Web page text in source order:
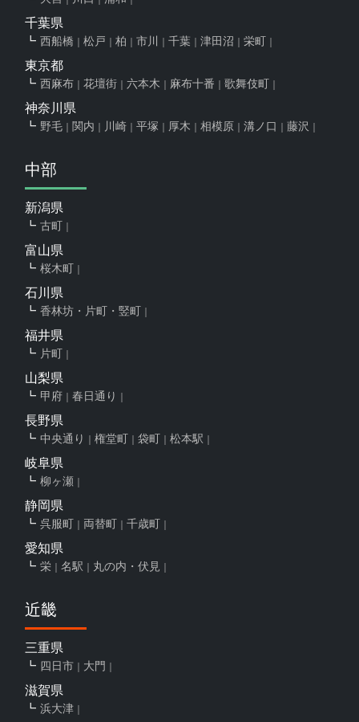
千葉県
西船橋 松戸 柏 市川 千葉 津田沼 栄町
東京都
西麻布 花壇街 六本木 麻布十番 歌舞伎町
神奈川県
野毛 関内 川崎 平塚 厚木 相模原 溝ノ口 藤沢
中部
新潟県
古町
富山県
桜木町
石川県
香林坊・片町・竪町
福井県
片町
山梨県
甲府 春日通り
長野県
中央通り 権堂町 袋町 松本駅
岐阜県
柳ヶ瀬
静岡県
呉服町 両替町 千歳町
愛知県
栄 名駅 丸の内・伏見
近畿
三重県
四日市 大門
滋賀県
浜大津